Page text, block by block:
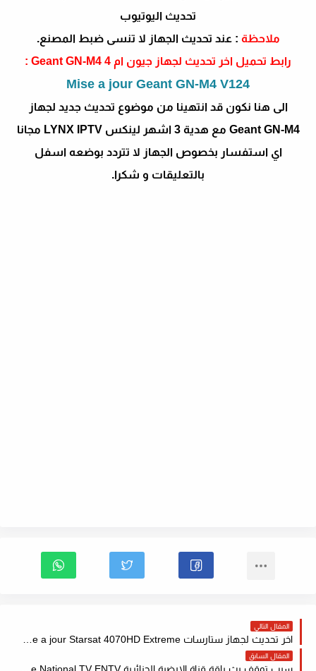
تحديث اليوتيوب
ملاحظة : عند تحديث الجهاز لا تنسى ضبط المصنع.
رابط تحميل اخر تحديث لجهاز جيون ام 4 Geant GN-M4 :
Mise a jour Geant GN-M4 V124
الى هنا نكون قد انتهينا من موضوع تحديث جديد لجهاز
Geant GN-M4 مع هدية 3 اشهر لينكس LYNX IPTV مجانا
اي استفسار بخصوص الجهاز لا تتردد بوضعه اسفل
بالتعليقات و شكرا.
المقال التالي
المقال السابق